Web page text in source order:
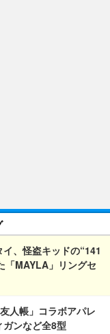
イ、怪盗キッドの“141
「MAYLA」リングセ
人帳」コラボアパレ
ガンなど全8型